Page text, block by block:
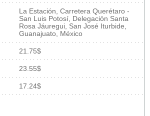
La Estación, Carretera Querétaro -
San Luis Potosí, Delegaciön Santa
Rosa Jáuregui, San José Iturbide,
Guanajuato, México
21.75$
23.55$
17.24$